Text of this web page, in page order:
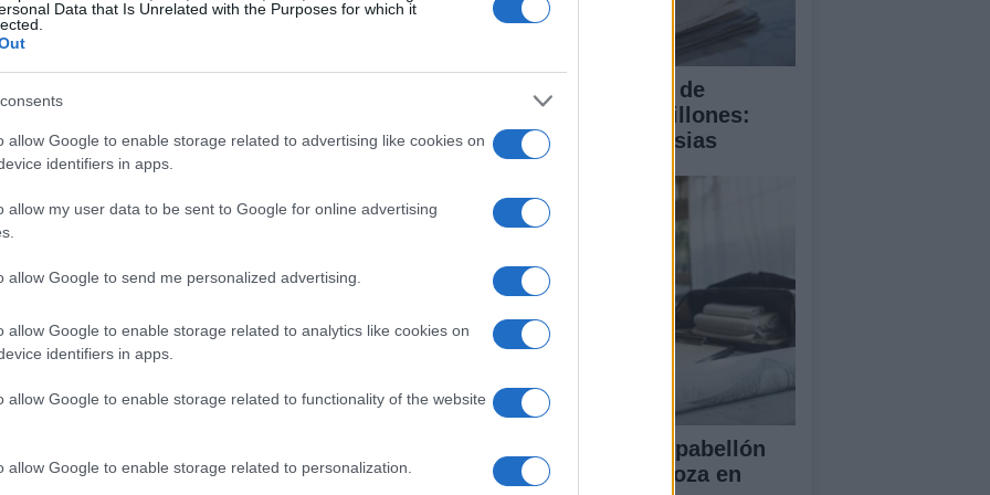
Data that Is Unrelated with the Purposes for which it
allow Google to enable storage related to advertising like cookies on
identifiers in apps.
allow my user data to be sent to Google for online advertising
allow Google to send me personalized advertising.
allow Google to enable storage related to analytics like cookies on
identifiers in apps.
allow Google to enable storage related to functionality of the website
allow Google to enable storage related to personalization.
minuto del líder y compañero de equipo Isaac del
complicada cuando se detuvo para orinar y
descuido le costó caro, ya que el equipo INEOS
el ritmo, dejando a Ayuso rezagado del pelotón
ya que en varias ocasiones durante la
para mantenerse en el grupo de los favoritos.
mostró su determinación al recuperar el ritmo y
también al apoyo de su compañero Igor Arrieta.
y en los primeros kilómetros de la subida a
cortado, quedándose a más de un minuto de los
opciones en la clasificación general, lo que añade
La compra del ático de
Chamberí por 6,3 millones:
detalles y controversias
Transformación del pabellón
de la Expo de Zaragoza en